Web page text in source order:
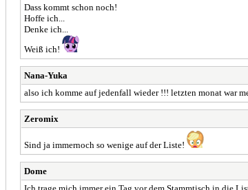
Dass kommt schon noch!
Hoffe ich...
Denke ich...
Weiß ich!
Nana-Yuka
also ich komme auf jedenfall wieder !!! letzten monat war
Zeromix
Sind ja immernoch so wenige auf der Liste!
Dome